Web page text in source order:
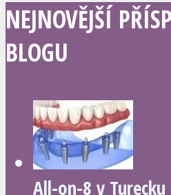
NEJNOVĚJŠÍ
BLOGU
All-on-8 v Turecku